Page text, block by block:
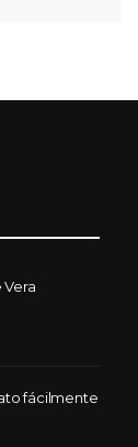
Vera
fácilmente